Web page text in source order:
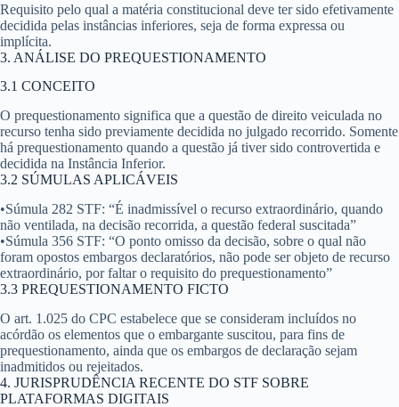
Requisito pelo qual a matéria constitucional deve ter sido efetivamente
decidida pelas instâncias inferiores, seja de forma expressa ou
implícita.
3. ANÁLISE DO PREQUESTIONAMENTO
3.1 CONCEITO
O prequestionamento significa que a questão de direito veiculada no
recurso tenha sido previamente decidida no julgado recorrido. Somente
há prequestionamento quando a questão já tiver sido controvertida e
decidida na Instância Inferior.
3.2 SÚMULAS APLICÁVEIS
•Súmula 282 STF: “É inadmissível o recurso extraordinário, quando
não ventilada, na decisão recorrida, a questão federal suscitada”
•Súmula 356 STF: “O ponto omisso da decisão, sobre o qual não
foram opostos embargos declaratórios, não pode ser objeto de recurso
extraordinário, por faltar o requisito do prequestionamento”
3.3 PREQUESTIONAMENTO FICTO
O art. 1.025 do CPC estabelece que se consideram incluídos no
acórdão os elementos que o embargante suscitou, para fins de
prequestionamento, ainda que os embargos de declaração sejam
inadmitidos ou rejeitados.
4. JURISPRUDÊNCIA RECENTE DO STF SOBRE
PLATAFORMAS DIGITAIS